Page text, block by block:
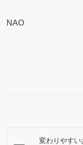
NAO
変わりやすい